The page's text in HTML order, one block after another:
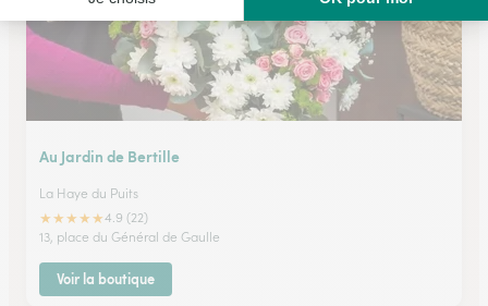
Au Jardin de Bertille
La Haye du Puits
★★★★★4.9 (22)
13, place du Général de Gaulle
Voir la boutique